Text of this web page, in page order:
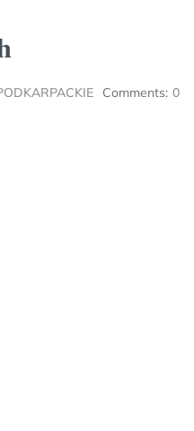
Comments: 0